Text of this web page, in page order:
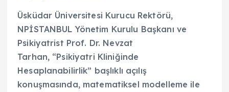
Üsküdar Üniversitesi Kurucu Rektörü,
NPİSTANBUL Yönetim Kurulu Başkanı ve
Psikiyatrist Prof. Dr. Nevzat
Tarhan, “Psikiyatri Kliniğinde
Hesaplanabilirlik” başlıklı açılış
konuşmasında, matematiksel modelleme ile